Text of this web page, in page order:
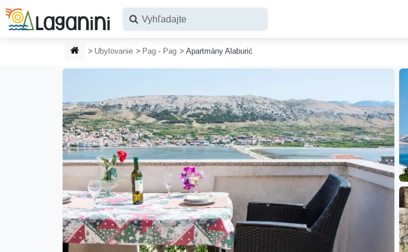
Prejsť na hlavný obsah
ÚVODNÁ STRÁNKA
Ubytovanie Pag - Pag Apartmány Alaburić